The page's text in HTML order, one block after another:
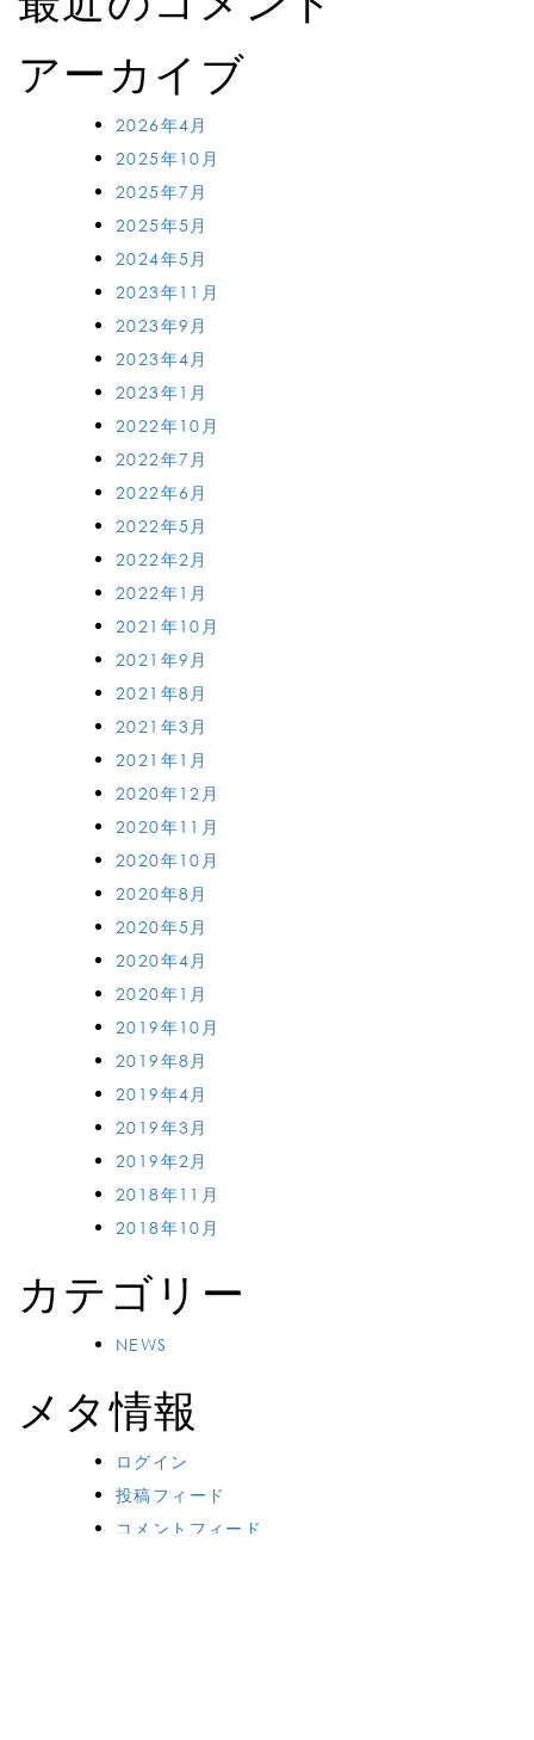
アーカイブ
2026年4月
2025年10月
2025年7月
2025年5月
2024年5月
2023年11月
2023年9月
2023年4月
2023年1月
2022年10月
2022年7月
2022年6月
2022年5月
2022年2月
2022年1月
2021年10月
2021年9月
2021年8月
2021年3月
2021年1月
2020年12月
2020年11月
2020年10月
2020年8月
2020年5月
2020年4月
2020年1月
2019年10月
2019年8月
2019年4月
2019年3月
2019年2月
2018年11月
2018年10月
カテゴリー
NEWS
メタ情報
ログイン
投稿フィード
コメントフィード